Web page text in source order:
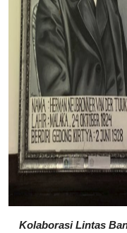
Kolaborasi Lintas